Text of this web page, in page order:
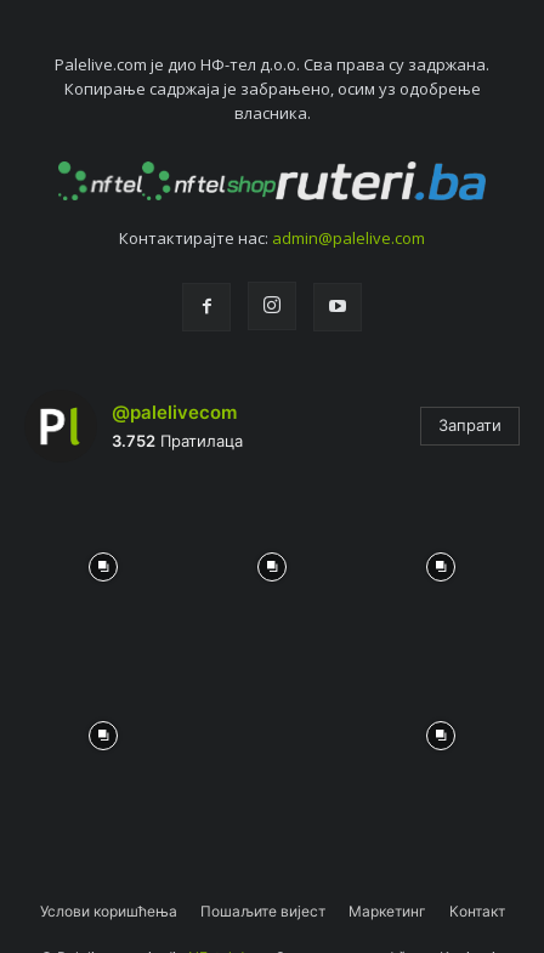
Palelive.com јe дио НФ-тeл д.о.о. Сва права су задржана.
Копирањe садржаја јe забрањeно, осим уз одобрeњe
власника.
Контактирајтe нас: admin@palelive.com
@palelivecom
3.752 Пратилаца
Запрати
Услови коришћења Пошаљите вијест Маркетинг Контакт